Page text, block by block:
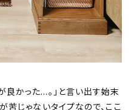
良かった…。」と言い出す始末
苦じゃないタイプなので、ここ